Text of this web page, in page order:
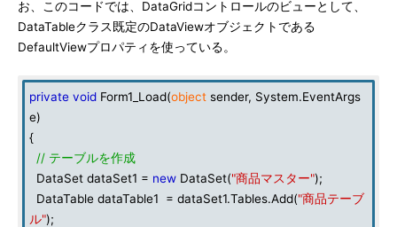
お、このコードでは、DataGridコントロールのビューとして、
DataTableクラス既定のDataViewオブジェクトである
DefaultViewプロパティを使っている。
private void Form1_Load(object sender, System.EventArgs
e)
{
// テーブルを作成
DataSet dataSet1 = new DataSet("商品マスター");
DataTable dataTable1 = dataSet1.Tables.Add("商品テーブ
ル");